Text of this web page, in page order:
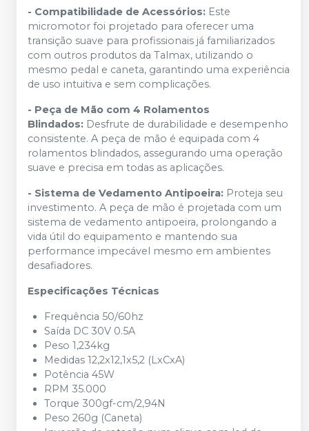
- Compatibilidade de Acessórios: Este
micromotor foi projetado para oferecer uma
transição suave para profissionais já familiarizados
com outros produtos da Talmax, utilizando o
mesmo pedal e caneta, garantindo uma experiência
de uso intuitiva e sem complicações.
- Peça de Mão com 4 Rolamentos
Blindados: Desfrute de durabilidade e desempenho
consistente. A peça de mão é equipada com 4
rolamentos blindados, assegurando uma operação
suave e precisa em todas as aplicações.
- Sistema de Vedamento Antipoeira: Proteja seu
investimento. A peça de mão é projetada com um
sistema de vedamento antipoeira, prolongando a
vida útil do equipamento e mantendo sua
performance impecável mesmo em ambientes
desafiadores.
Especificações Técnicas
Frequência 50/60hz
Saída DC 30V 0.5A
Peso 1,234kg
Medidas 12,2x12,1x5,2 (LxCxA)
Potência 45W
RPM 35.000
Torque 300gf-cm/2,94N
Peso 260g (Caneta)